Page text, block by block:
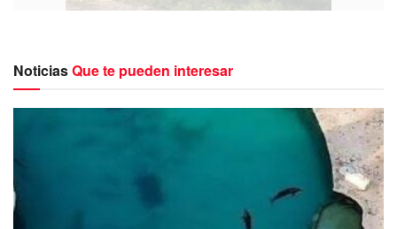
Los colonos dieron aviso a las autoridades por medio de
un reporte al 911 en el que señalaron, habían bolsas
negras sospechosas en un camino de terracería del lugar.
momento en el que pudieron haber sido tiradas las bolsas,
creyendo que podría haber sido durante la noche o
madrugada de este día, debido a que no cuentan con
NoticiasQue te pueden interesar